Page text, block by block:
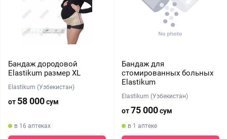
Бандаж дородовой
Elastikum размер XL
Elastikum (Узбекистан)
от 58 000сум
в 16 аптеках
Бандаж для
стомированных больных
Elastikum
Elastikum (Узбекистан)
от75 000сум
в 1 аптеке